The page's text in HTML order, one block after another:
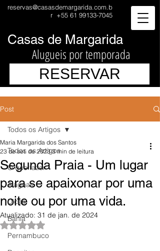
reservas@casasdemargarida.com.b
r +55 61 99133-7045
Casas de Margarida
Alugueis por temporada
RESERVAR
Post
Todos os Artigos
O que fazer
Alagoas
Dicas
Bahia
Pernambuco
Todos os Artigos
Segunda Praia - Um lugar
para se apaixonar por uma
noite ou por uma vida.
Maria Margarida dos Santos
23 de set. de 2023 3 min de leitura
Atualizado: 31 de jan. de 2024
Avaliado com NaN de 5 estrelas.